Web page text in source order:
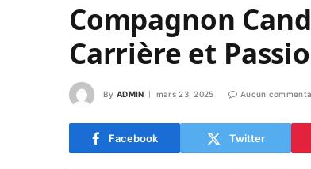
Compagnon
Carrière et
By ADMIN mars 23, 2025 Aucun
Facebook Twitter